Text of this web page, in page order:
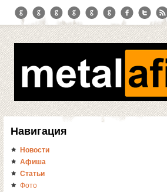
Навигация
Новости
Афиша
Статьи
Фото